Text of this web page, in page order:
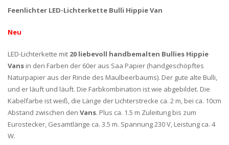
Feenlichter LED-Lichterkette Bulli Hippie Van
Neu
LED-Lichterkette mit 20 liebevoll handbemalten Bullies Hippie
Vans in den Farben der 60er aus Saa Papier (handgeschöpftes
Naturpapier aus der Rinde des Maulbeerbaums). Der gute alte Bulli,
und er läuft und läuft. Die Farbkombination ist wie abgebildet. Die
Kabelfarbe ist weiß, die Länge der Lichterstrecke ca. 2 m, bei ca. 10cm
Abstand zwischen den Vans. Plus ca. 1.5 m Zuleitung bis zum
Eurostecker, Gesamtlänge ca. 3.5 m. Spannung 230 V, Leistung ca. 4
W.